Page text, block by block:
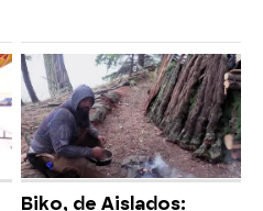
Biko, de Aislados: